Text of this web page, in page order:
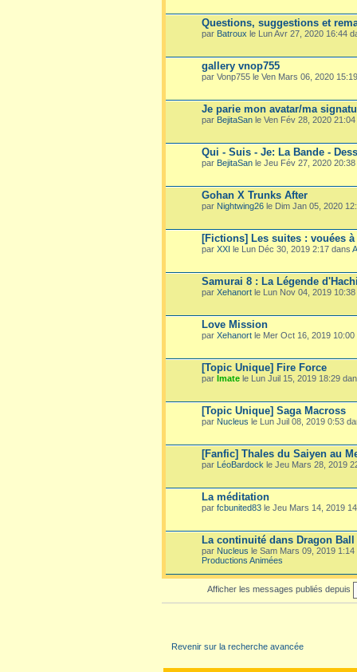
Questions, suggestions et
par Batroux le Lun Avr 27, 2020 16:44
gallery vnop755
par Vonp755 le Ven Mars 06, 2020
Je parie mon avatar/ma
par BejitaSan le Ven Fév 28, 2020
Qui - Suis - Je: La Bande -
par BejitaSan le Jeu Fév 27, 2020
Gohan X Trunks After
par Nightwing26 le Dim Jan 05, 2020
[Fictions] Les suites : vouées
par XXI le Lun Déc 30, 2019 2:17 dans
Samurai 8 : La Légende
par Xehanort le Lun Nov 04, 2019
Love Mission
par Xehanort le Mer Oct 16, 2019
[Topic Unique] Fire Force
par Imate le Lun Juil 15, 2019 18:29
[Topic Unique] Saga Macross
par Nucleus le Lun Juil 08, 2019 0:53
[Fanfic] Thales du Saiyen au
par LéoBardock le Jeu Mars 28, 2019
La méditation
par fcbunited83 le Jeu Mars 14, 2019
La continuité dans Dragon Ball
par Nucleus le Sam Mars 09, 2019
Productions Animées
Afficher les messages publiés depuis
Revenir sur la recherche avancée